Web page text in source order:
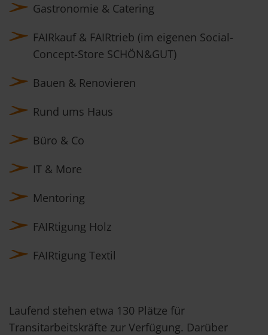
Gastronomie & Catering
FAIRkauf & FAIRtrieb (im eigenen Social-
Concept-Store SCHÖN&GUT)
Bauen & Renovieren
Rund ums Haus
Büro & Co
IT & More
Mentoring
FAIRtigung Holz
FAIRtigung Textil
Laufend stehen etwa 130 Plätze für
Transitarbeitskräfte zur Verfügung. Darüber